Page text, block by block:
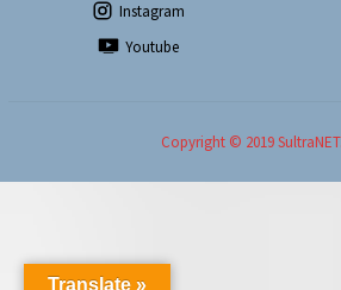
Instagram
Youtube
Copyright © 2019
Translate »